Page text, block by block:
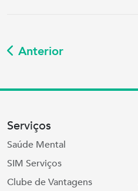
Anterior
Serviços
Saúde Mental
SIM Serviços
Clube de Vantagens